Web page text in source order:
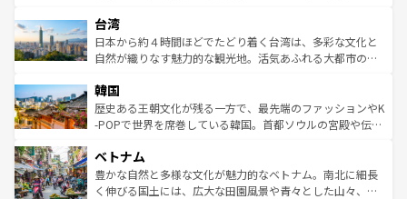
情報は
人々、おいしいローカルフードやハワイアンミュージッ
ク、伝統的なフラダンスなど、すべてがハワイの魅力を彩
っている。訪れるたびに新しい発見と感動が待っているハ
はコンテンツ一覧
リアリーフや大陸中央部にそびえるウルル（エアーズロッ
ク）、タスマニアの美しい原生林やケアンズの熱帯雨林な
ど、見どころがたくさん。また、カフェやワイン、オージ
いる。アクティビティも充実しており、サーフィンやダイ
ビング、ハイキングなど、アウトドア好きにはたまらな
い。オーストラリアの多彩な魅力を存分に味わいつくそ
参照してほしい。
台湾
日本から約４時間ほどでたどり着く台湾は、多彩な文化と
自然が織りなす魅力的な観光地。活気あふれる大都市の台
ン）、静ひつな山岳地帯である台湾東部など、都市の喧騒
と山間の静けさが共存しており、訪れる人に新しい発見と
驚きをもたらしてくれる。また、奥深い台湾の食文化も魅
容にもいいと評判のスイーツなど、バラエティ豊かな料理
が味わえる。 なお、新着の台湾情報は コンテンツ一覧を参
照してほしい。
韓国
歴史ある王朝文化が残る一方で、最先端のファッションやK
-POPで世界を席巻している韓国。首都ソウルの宮殿や伝統
き、地方に足を延ばせば四季折々の自然美を楽しむことが
できる。そして、キムチや焼肉、絶品のストリートフード
まで、さまざまな韓国料理が待っている。夜には、韓国な
ベトナム
豊かな自然と多様な文化が魅力的なベトナム。南北に細長
く伸びる国土には、広大な田園風景や青々とした山々、世